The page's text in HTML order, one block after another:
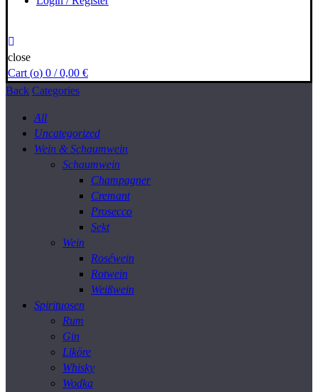
close
Cart (o) 0 / 0,00 €
Back Categories
All
Uncategorized
Wein & Schaumwein
Schaumwein
Champagner
Cremant
Prosecco
Sekt
Wein
Roséwein
Rotwein
Weißwein
Spirituosen
Rum
Gin
Liköre
Whisky
Wodka